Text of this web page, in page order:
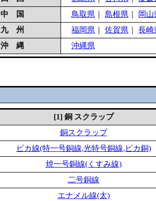
中 国
鳥取県 島根県 岡山
九 州
福岡県 佐賀県 長崎
沖 縄
沖縄県
[1] 銅 スクラップ
銅スクラップ
ピカ線(特一号銅線,光特号銅線,ピカ銅)
焼一号銅線(くすみ線)
二号銅線
エナメル線(太)